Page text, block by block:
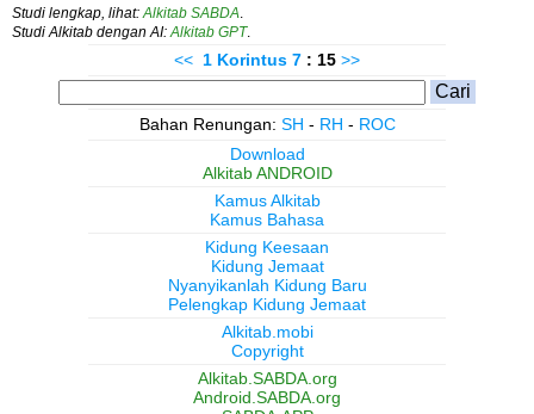
Studi lengkap, lihat: Alkitab SABDA
Studi Alkitab dengan AI: Alkitab GPT.
<< 1 Korintus 7 : 15 >>
Bahan Renungan: SH - RH - ROC
Download
Alkitab ANDROID
Kamus Alkitab
Kamus Bahasa
Kidung Keesaan
Kidung Jemaat
Nyanyikanlah Kidung Baru
Pelengkap Kidung Jemaat
Alkitab.mobi
Copyright
Alkitab.SABDA.org
Android.SABDA.org